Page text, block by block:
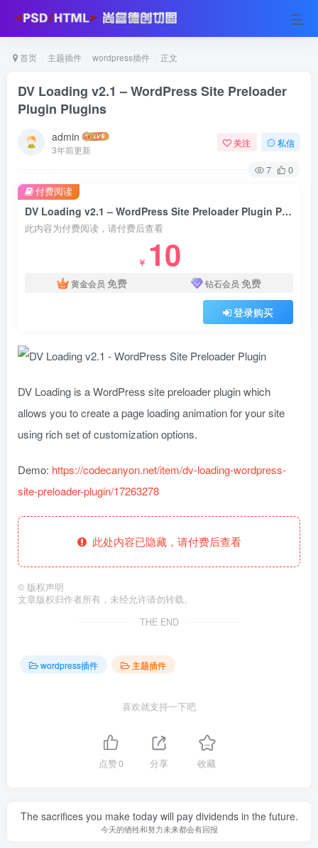
首页 主题插件 wordpress插件 正文
DV Loading v2.1 – WordPress Site Preloader
Plugin Plugins
admin
3年前更新
关注 私信
7 0
DV Loading v2.1 – WordPress Site Preloader Plugin Plugins
此内容为付费阅读，请付费后查看
￥ 10
黄金会员 免费 钻石会员 免费
登录购买
付费阅读
DV Loading is a WordPress site preloader plugin which
allows you to create a page loading animation for your site
using rich set of customization options.
Demo: https://codecanyon.net/item/dv-loading-wordpress-
site-preloader-plugin/17263278
此处内容已隐藏，请付费后查看
© 版权声明
文章版权归作者所有，未经允许请勿转载。
THE END
wordpress插件 主题插件
喜欢就支持一下吧
点赞0 分享 收藏
The sacrifices you make today will pay dividends in the future.
今天的牺牲和努力未来都会有回报